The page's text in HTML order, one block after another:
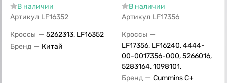
В наличии
Артикул LF16352
Кроссы — 5262313, LF16352
Бренд — Китай
В наличии
Артикул LF17356
Кроссы —
LF17356, LF16240, 4444-
00-0017356-000, 5266016,
5283164, 1098101,
Бренд — Cummins C+